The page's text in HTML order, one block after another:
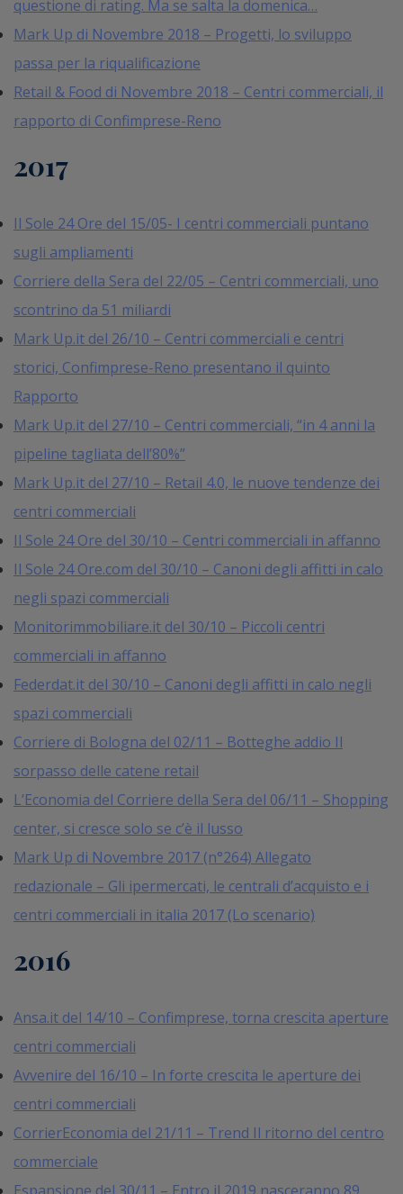
questione di rating. Ma se salta la domenica…
Mark Up di Novembre 2018 – Progetti, lo sviluppo
passa per la riqualificazione
Retail & Food di Novembre 2018 – Centri commerciali, il
rapporto di Confimprese-Reno
2017
Il Sole 24 Ore del 15/05- I centri commerciali puntano
sugli ampliamenti
Corriere della Sera del 22/05 – Centri commerciali, uno
scontrino da 51 miliardi
Mark Up.it del 26/10 – Centri commerciali e centri
storici, Confimprese-Reno presentano il quinto
Rapporto
Mark Up.it del 27/10 – Centri commerciali, “in 4 anni la
pipeline tagliata dell’80%”
Mark Up.it del 27/10 – Retail 4.0, le nuove tendenze dei
centri commerciali
Il Sole 24 Ore del 30/10 – Centri commerciali in affanno
Il Sole 24 Ore.com del 30/10 – Canoni degli affitti in calo
negli spazi commerciali
Monitorimmobiliare.it del 30/10 – Piccoli centri
commerciali in affanno
Federdat.it del 30/10 – Canoni degli affitti in calo negli
spazi commerciali
Corriere di Bologna del 02/11 – Botteghe addio Il
sorpasso delle catene retail
L’Economia del Corriere della Sera del 06/11 – Shopping
center, si cresce solo se c’è il lusso
Mark Up di Novembre 2017 (n°264) Allegato
redazionale – Gli ipermercati, le centrali d’acquisto e i
centri commerciali in italia 2017 (Lo scenario)
2016
Ansa.it del 14/10 – Confimprese, torna crescita aperture
centri commerciali
Avvenire del 16/10 – In forte crescita le aperture dei
centri commerciali
CorrierEconomia del 21/11 – Trend Il ritorno del centro
commerciale